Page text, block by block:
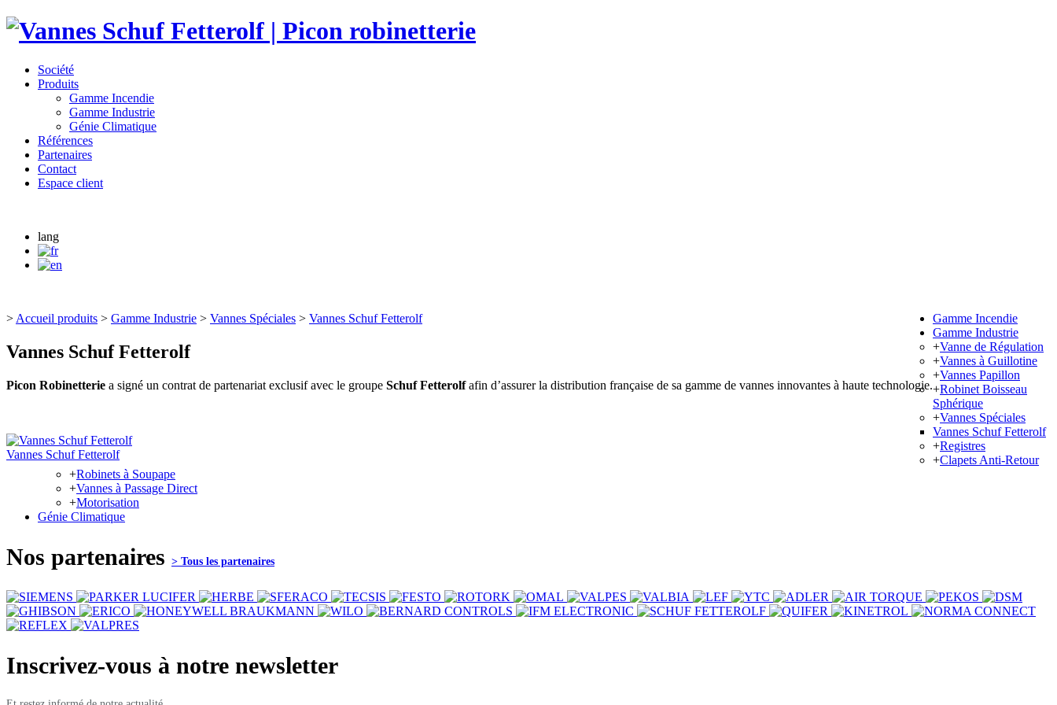
Société
Produits
Gamme Incendie
Gamme Industrie
Génie Climatique
Références
Partenaires
Contact
Espace client
lang
> Accueil produits > Gamme Industrie > Vannes Spéciales > Vannes Schuf Fetterolf
Vannes Schuf Fetterolf
Picon Robinetterie a signé un contrat de partenariat exclusif avec le groupe Schuf Fetterolfafin d’assurer la distribution française de sa gamme de vannes innovantes à haute technologie.
Vannes Schuf Fetterolf
Gamme Incendie
Gamme Industrie
+Vanne de Régulation
+Vannes à Guillotine
+Vannes Papillon
+Robinet Boisseau
Sphérique
+Vannes Spéciales
Vannes Schuf Fetterolf
+Registres
+Clapets Anti-Retour
+Robinets à Soupape
+Vannes à Passage Direct
+Motorisation
Génie Climatique
Nos partenaires > Tous les partenaires
Inscrivez-vous à notre newsletter